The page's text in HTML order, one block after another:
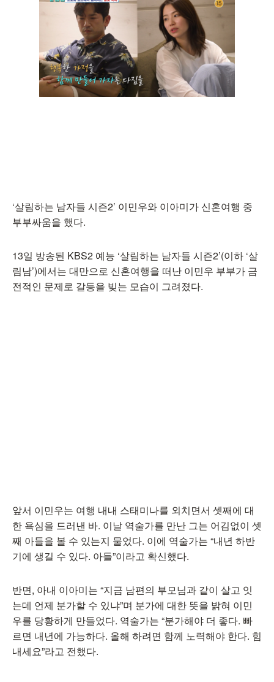
‘살림하는 남자들 시즌2’ 이민우와 이아미가 신혼여행 중
부부싸움을 했다.
13일 방송된 KBS2 예능 ‘살림하는 남자들 시즌2’(이하 ‘살
림남’)에서는 대만으로 신혼여행을 떠난 이민우 부부가 금
전적인 문제로 갈등을 빚는 모습이 그려졌다.
앞서 이민우는 여행 내내 스태미나를 외치면서 셋째에 대
한 욕심을 드러낸 바. 이날 역술가를 만난 그는 어김없이 셋
째 아들을 볼 수 있는지 물었다. 이에 역술가는 “내년 하반
기에 생길 수 있다. 아들”이라고 확신했다.
반면, 아내 이아미는 “지금 남편의 부모님과 같이 살고 잇
는데 언제 분가할 수 있냐”며 분가에 대한 뜻을 밝혀 이민
우를 당황하게 만들었다. 역술가는 “분가해야 더 좋다. 빠
르면 내년에 가능하다. 올해 하려면 함께 노력해야 한다. 힘
내세요”라고 전했다.